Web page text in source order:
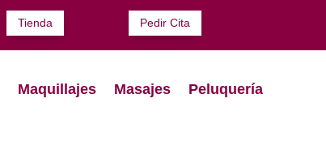
Tienda Pedir Cita
Maquillajes Masajes Peluquería